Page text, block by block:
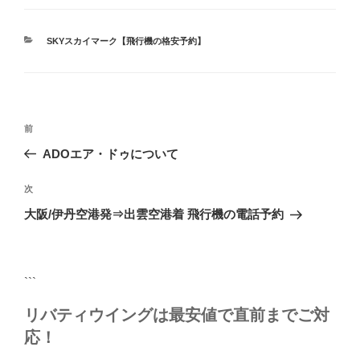
カ
SKYスカイマーク【飛行機の格安予約】
投
ビ
ゲ
ョ
前
の
稿
前
ADOエア・ドゥについて
次
の
次
大阪/伊丹空港発⇒出雲空港着 飛行機の電話予約
```
リバティウイングは最安値で直前までご対
応！